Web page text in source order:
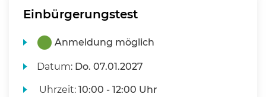
Einbürgerungstest
Anmeldung möglich
Datum: Do. 07.01.2027
Uhrzeit:10:00 - 12:00 Uhr